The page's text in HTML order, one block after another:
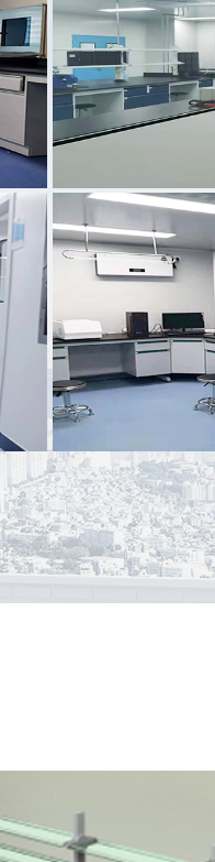
案例名称： 长沙市第三人民医
案例名称：盘州市柏果镇卫生